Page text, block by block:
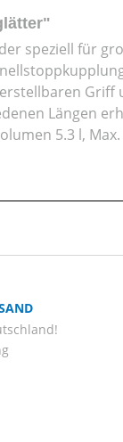
speziell für
Längen
5.3 l,